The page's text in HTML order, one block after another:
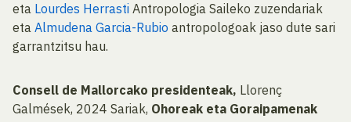
eta Lourdes Herrasti Antropologia Saileko zuzendariak
eta Almudena Garcia-Rubio antropologoak jaso dute sari
garrantzitsu hau.
Consell de Mallorcako presidenteak, Llorenç
Galmések, 2024 Sariak, Ohoreak eta Goraipamenak